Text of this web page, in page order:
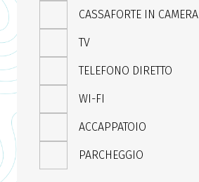
CASSAFORTE IN CAMERA
TV
TELEFONO DIRETTO
WI-FI
ACCAPPATOIO
PARCHEGGIO